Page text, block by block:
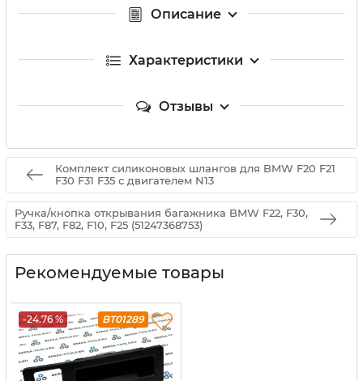
Описание
Характеристики
Отзывы
Комплект силиконовых шлангов для BMW F20 F21
F30 F31 F35 с двигателем N13
Ручка/кнопка открывания багажника BMW F22, F30,
F33, F87, F82, F10, F25 (51247368753)
Рекомендуемые товары
-24.76 % BT01289